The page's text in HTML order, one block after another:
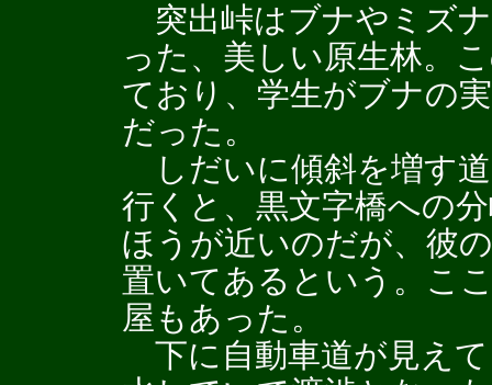
突出峠はブナやミズ
った、美しい原生林。
ており、学生がブナの
だった。
しだいに傾斜を増す
行くと、黒文字橋への
ほうが近いのだが、彼
置いてあるという。こ
屋もあった。
下に自動車道が見え